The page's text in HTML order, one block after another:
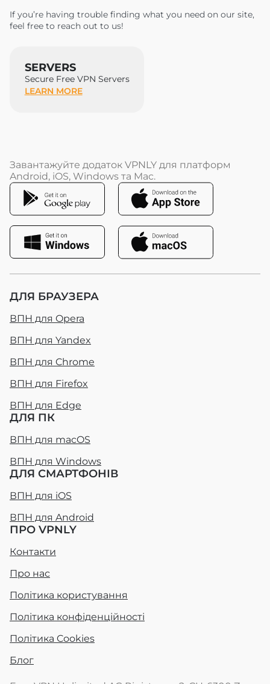
If you’re having trouble finding what you need on our site,
feel free to reach out to us!
SERVERS
Secure Free VPN Servers
LEARN MORE
Завантажуйте додаток VPNLY для платформ
Android, iOS, Windows та Mac.
ДЛЯ БРАУЗЕРА
ВПН для Opera
ВПН для Yandex
ВПН для Chrome
ВПН для Firefox
ВПН для Edge
ДЛЯ ПК
ВПН для macOS
ВПН для Windows
ДЛЯ СМАРТФОНІВ
ВПН для iOS
ВПН для Android
ПРО VPNLY
Контакти
Про нас
Політика користування
Політика конфіденційності
Політика Cookies
Блог